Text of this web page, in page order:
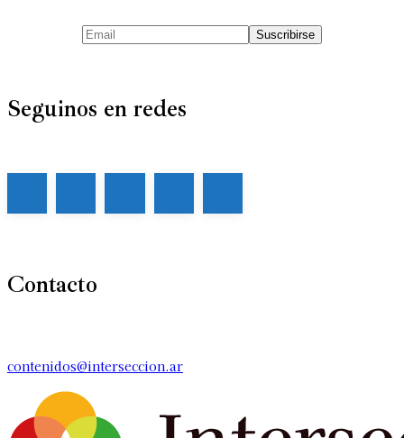
Seguinos en redes
Contacto
contenidos@interseccion.ar